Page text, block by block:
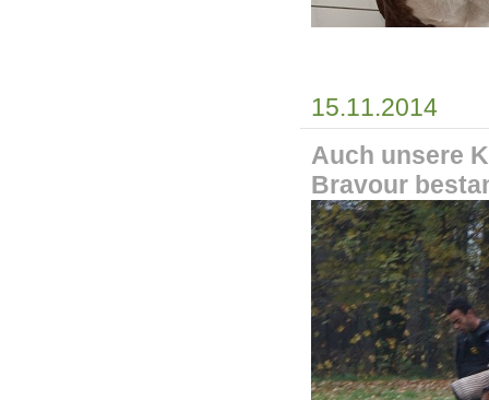
15.11.2014
Auch unsere
Bravour